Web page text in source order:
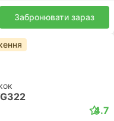
Забронювати зараз
4.7